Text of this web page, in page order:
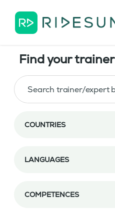
Find your trainer
COUNTRIES
LANGUAGES
COMPETENCES